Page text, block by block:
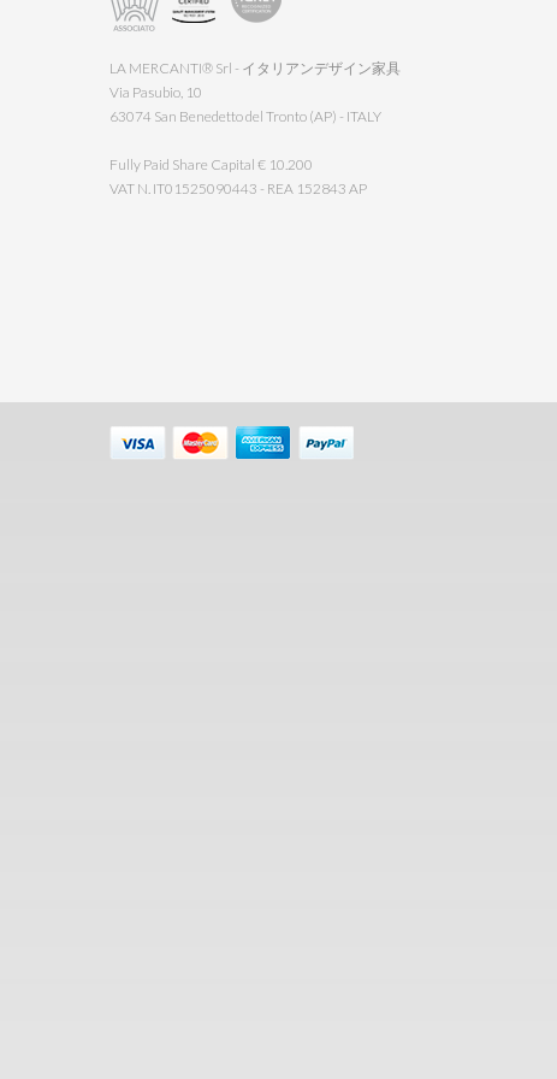
LA MERCANTI® Srl - イタリアンデザイン家具
Via Pasubio, 10
63074 San Benedetto del Tronto (AP) - ITALY
Fully Paid Share Capital € 10.200
VAT N. IT01525090443 - REA 152843 AP